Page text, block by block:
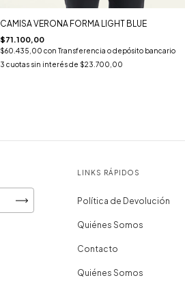
CAMISA VERONA FORMA LIGHT BLUE
$71.100,00
$60.435,00 con Transferencia o depósito bancario
3 cuotas sin interés de $23.700,00
LINKS RÁPIDOS
Política de Devolución
Quiénes Somos
Contacto
Quiénes Somos